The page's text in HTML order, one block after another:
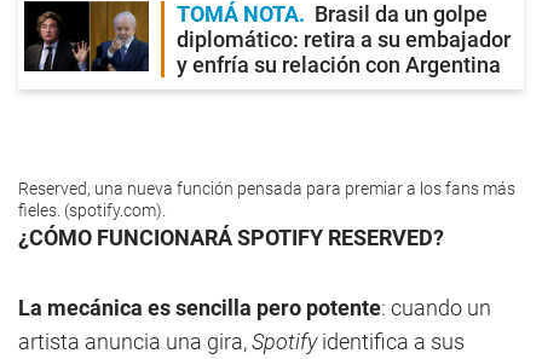
TOMÁ NOTA
Brasil da un golpe
diplomático: retira a su embajador
y enfría su relación con Argentina
Reserved, una nueva función pensada para premiar a los fans más
fieles. (spotify.com).
¿CÓMO FUNCIONARÁ SPOTIFY RESERVED?
La mecánica es sencilla pero potente: cuando un
artista anuncia una gira,Spotifyidentifica a sus